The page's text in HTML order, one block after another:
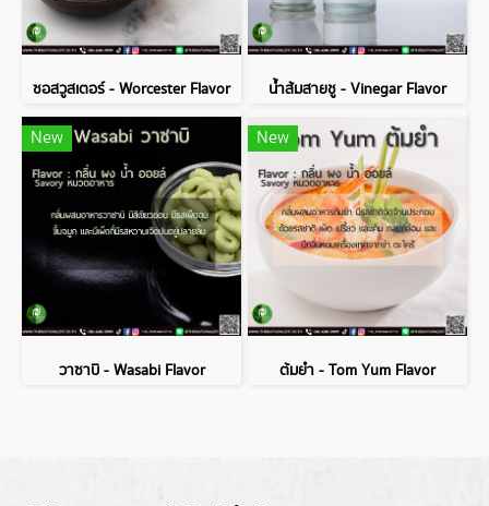
ซอสวูสเตอร์ - Worcester Flavor น้ำส้มสายชู - Vinegar Flavor
New
วาซาบิ - Wasabi Flavor
New
ต้มยำ - Tom Yum Flavor